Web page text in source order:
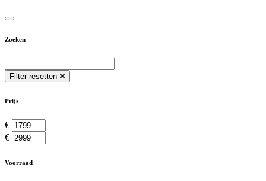
Zoeken
Filter resetten
Prijs
€
€
Voorraad